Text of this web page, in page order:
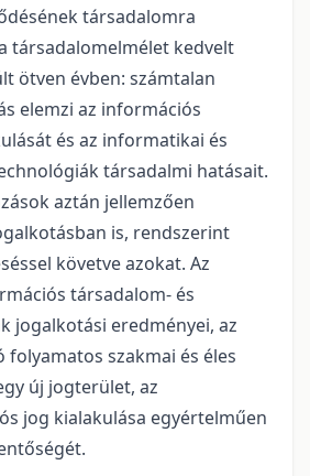
társadalomra
társadalomelmélet kedvelt
ötven évben: számtalan
elemzi az információs
és az informatikai és
társadalmi hatásait.
aztán jellemzően
is, rendszerint
követve azokat. Az
társadalom- és
jogalkotási eredményei, az
folyamatos szakmai és éles
új jogterület, az
jog kialakulása egyértelműen